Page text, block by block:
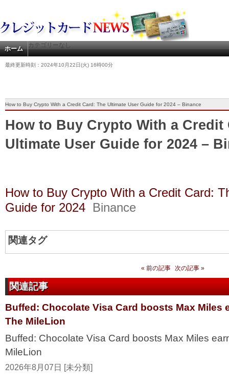
ホーム カテゴリーなし
最終更新時刻：2024年10月22日(火) 16時00分
How to Buy Crypto With a Credit Card: The Ultimate User Guide for 2024 – Binance
How to Buy Crypto With a Credit
Ultimate User Guide for 2024 –
How to Buy Crypto With a Credit Card:
Guide for 2024 Binance
関連タグ
« 前の記事 次の記事 »
関連記事
Buffed: Chocolate Visa Card boosts Max Miles
The MileLion
Buffed: Chocolate Visa Card boosts Max Miles
MileLion
2026年8月07日 [未分類]